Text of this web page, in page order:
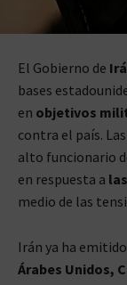
El Gobierno de
bases
en objetivos
contra el país.
alto funcionario
en respuesta a
medio de las
Irán ya ha
Árabes Unidos,